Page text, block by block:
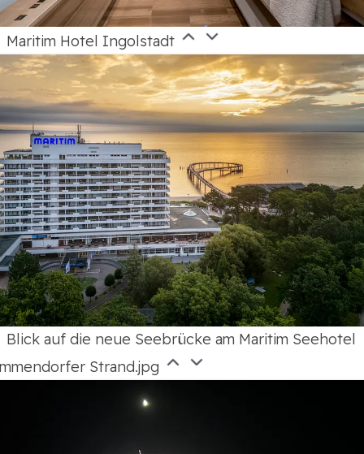
Maritim Hotel Ingolstadt
Blick auf die neue Seebrücke am Maritim Seehotel
Strand.jpg